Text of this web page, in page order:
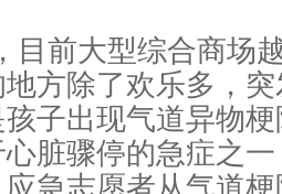
大型综合商场越
方除了欢乐多，
子出现气道异物
脏骤停的急症之
急志愿者从气道